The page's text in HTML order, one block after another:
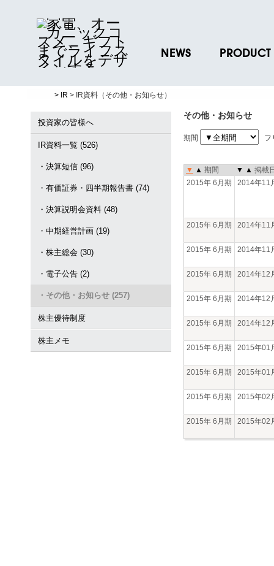
NEWS
プレスリリース
PRODUCT
ノベルティグッ
お取引先様 会員
> IR > IR資料（その他・お知らせ）
投資家の皆様へ
IR資料一覧 (526)
・決算短信 (96)
・有価証券・四半期報告書 (74)
・決算説明会資料 (48)
・中期経営計画 (19)
・株主総会 (30)
・電子公告 (2)
・その他・お知らせ (257)
株主優待制度
株主メモ
その他・お知らせ
期間 フ
▼ ▲ 期間 ▼ ▲ 掲載
2015年 6月期
2014年11
2015年 6月期 2014年11
2015年 6月期 2014年11
2015年 6月期 2014年12
2015年 6月期 2014年12
2015年 6月期 2014年12
2015年 6月期 2015年01
2015年 6月期 2015年01
2015年 6月期 2015年02
2015年 6月期 2015年02